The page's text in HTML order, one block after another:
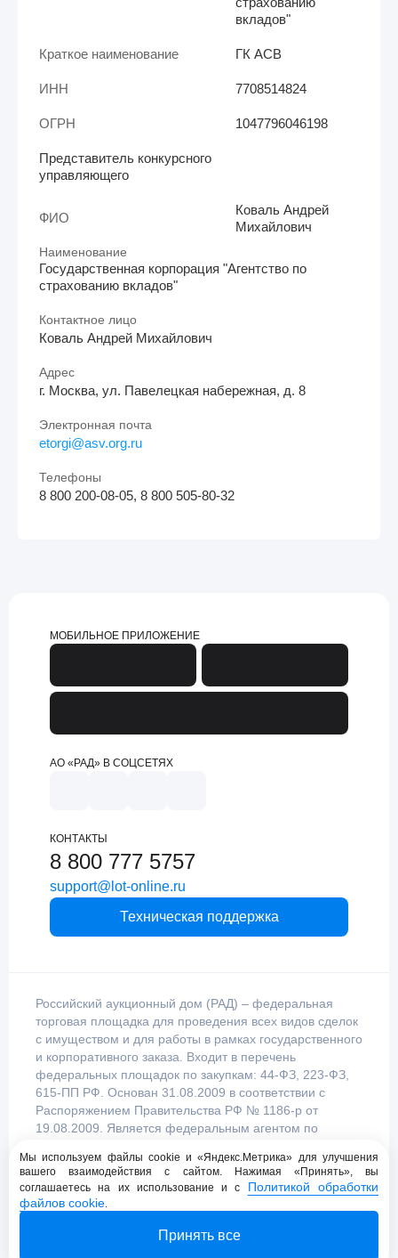
вкладов"
Краткое наименование ГК АСВ
ИНН 7708514824
ОГРН 1047796046198
Представитель конкурсного
управляющего
ФИО
Коваль Андрей
Михайлович
Наименование
Государственная корпорация "Агентство по
страхованию вкладов"
Контактное лицо
Коваль Андрей Михайлович
Адрес
г. Москва, ул. Павелецкая набережная, д. 8
Электронная почта
etorgi@asv.org.ru
Телефоны
8 800 200-08-05, 8 800 505-80-32
МОБИЛЬНОЕ ПРИЛОЖЕНИЕ
АО «РАД» В СОЦСЕТЯХ
КОНТАКТЫ
8 800 777 5757
support@lot-online.ru
Техническая поддержка
Российский аукционный дом (РАД) – федеральная
торговая площадка для проведения всех видов сделок
с имуществом и для работы в рамках государственного
и корпоративного заказа. Входит в перечень
федеральных площадок по закупкам: 44-ФЗ, 223-ФЗ,
615-ПП РФ. Основан 31.08.2009 в соответствии с
Распоряжением Правительства РФ № 1186-р от
19.08.2009. Является федеральным агентом по
Правительством Российской Федерации.
Политика конфиденциальности
Мы используем файлы cookie и «Яндекс.Метрика» для улучшения
вашего взаимодействия с сайтом. Нажимая «Принять», вы
соглашаетесь на их использование и с Политикой обработки
файлов cookie.
Принять все